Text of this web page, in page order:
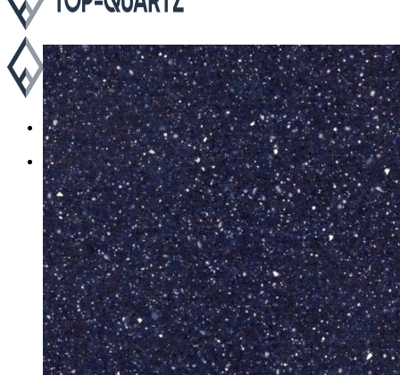
Каталог
Asterum
Аварус
Avantquartz
Belenco
Caesarstone
Cambria
Compac
Dekton
Etna Quartz
Grandex